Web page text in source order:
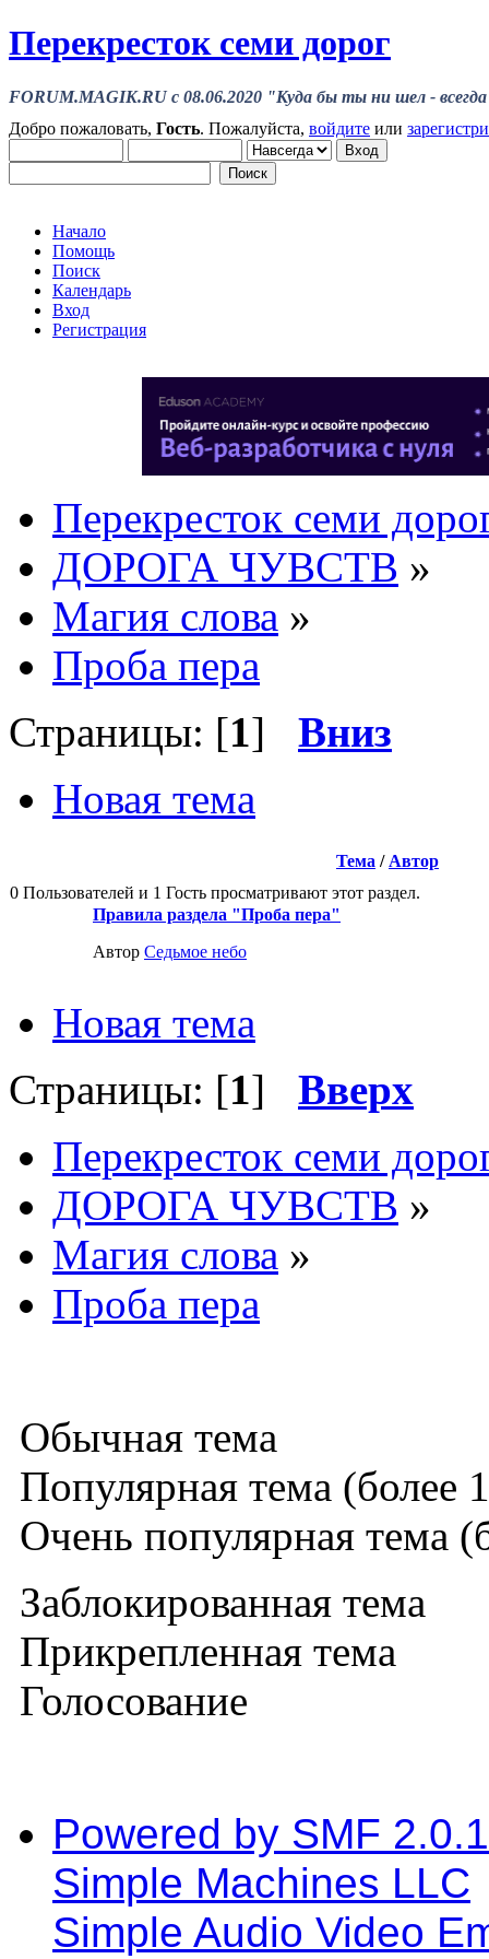
Перекресток семи дорог
FORUM.MAGIK.RU c 08.06.2020 "Куда бы ты ни шел - всегда
Добро пожаловать, Гость. Пожалуйста, войдите или
Начало
Помощь
Поиск
Календарь
Вход
Регистрация
Перекресток семи
ДОРОГА ЧУВСТВ »
Магия слова »
Проба пера
Страницы: [1] Вниз
Новая тема
Тема / Автор
0 Пользователей и 1 Гость просматривают этот раздел.
Правила раздела "Проба пера"
Автор Седьмое небо
Новая тема
Страницы: [1] Вверх
Перекресток семи
ДОРОГА ЧУВСТВ »
Магия слова »
Проба пера
Обычная тема
Популярная тема (более
Очень популярная тема
Заблокированная тема
Прикрепленная тема
Голосование
Powered by SMF
Simple Machines LLC
Simple Audio Video